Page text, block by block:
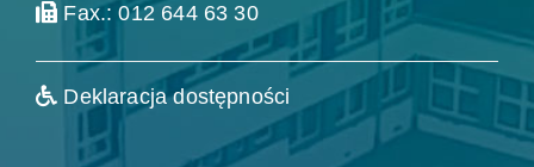
Fax.: 012 644 63 30
Deklaracja dostępności